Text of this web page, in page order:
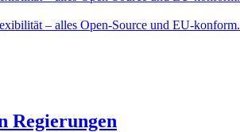
– alles Open-Source und EU-konform.
Regierungen